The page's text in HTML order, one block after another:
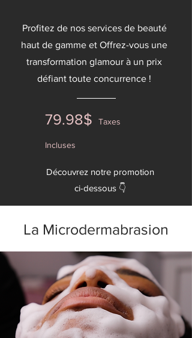
Profitez de nos services de beauté
haut de gamme et Offrez-vous une
transformation glamour à un prix
défiant toute concurrence !
79.98$ Taxes
Incluses
Découvrez notre promotion
ci-dessous 👇
La Microdermabrasion